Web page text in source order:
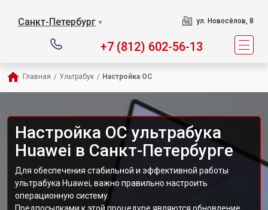
Санкт-Петербург ▼ ул. Новосёлов, 8
+7 (812) 602-56-13
Главная / Ультрабук / Настройка ОС
Настройка ОС ультрабука
Huawei в Санкт-Петербурге
Для обеспечения стабильной и эффективной работы
ультрабука Huawei, важно правильно настроить
операционную систему.